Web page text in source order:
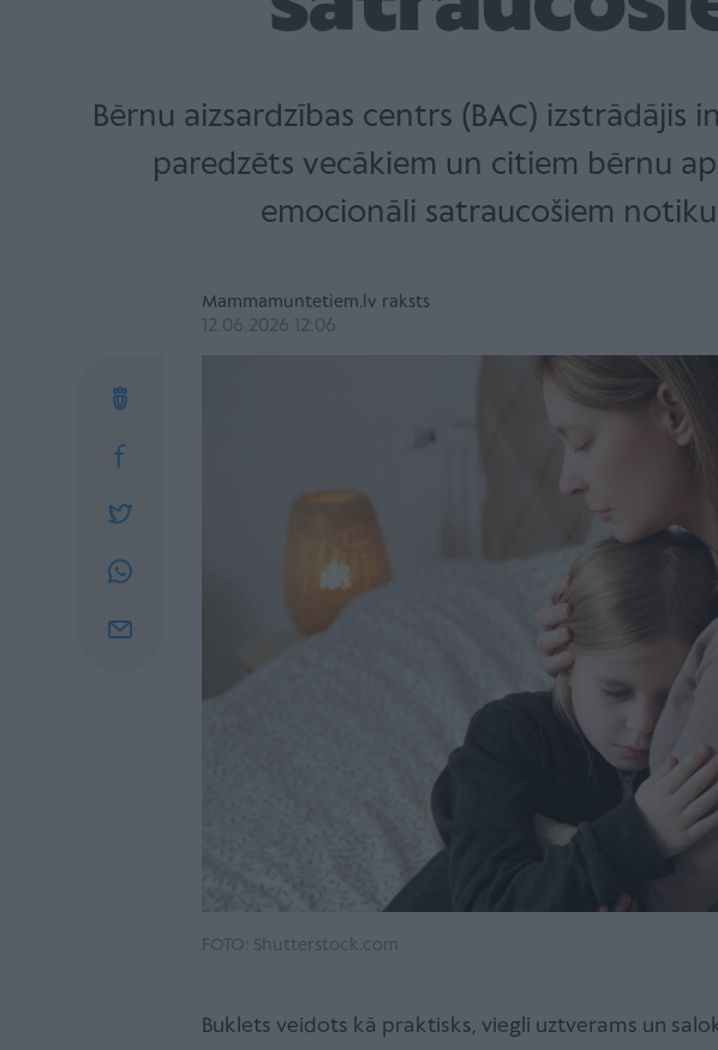
Bērnu aizsardzības centrs (BAC)
paredzēts vecākiem un citiem bērnu
emocionāli satraucošiem
Mammamuntetiem.lv raksts
12.06.2026 12:06
FOTO: Shutterstock.com
Buklets veidots kā praktisks, viegli uztverams un